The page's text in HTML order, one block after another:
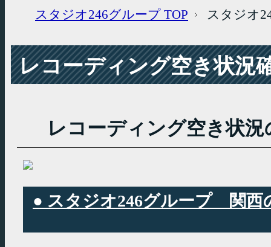
スタジオ246グループ TOP スタジオ
レコーディング空き状況
レコーディング空き状況
● スタジオ246グループ 関西